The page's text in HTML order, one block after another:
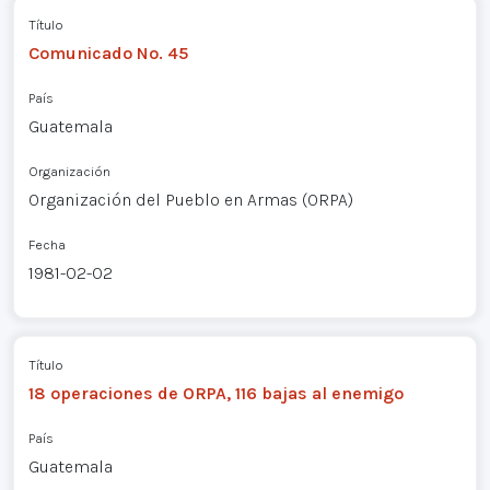
Título
Comunicado No. 45
País
Guatemala
Organización
Organización del Pueblo en Armas (ORPA)
Fecha
1981-02-02
Título
18 operaciones de ORPA, 116 bajas al enemigo
País
Guatemala